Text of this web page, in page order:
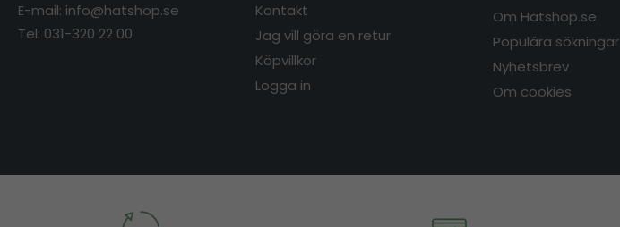
E-mail: info@hatshop.se
Tel: 031-320 22 00
Kontakt
Jag vill göra en retur
Köpvillkor
Logga in
Om Hatshop.se
Populära sökningar
Nyhetsbrev
Om cookies